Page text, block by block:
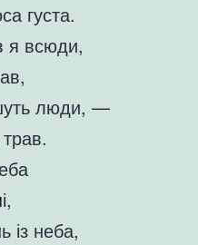
густа.
я всюди,
люди, —
із неба,